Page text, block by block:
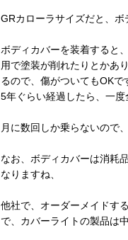
GRカローラサイズだと、ボ
ボディカバーを装着すると
用で塗装が削れたりとかあ
るので、傷がついてもOKで
5年ぐらい経過したら、一度
月に数回しか乗らないので
なお、ボディカバーは消耗
なりますね、
他社で、オーダーメイドす
で、カバーライトの製品は